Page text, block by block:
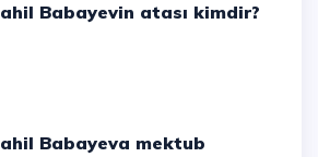
Sahil Babayevin atası kimdir?